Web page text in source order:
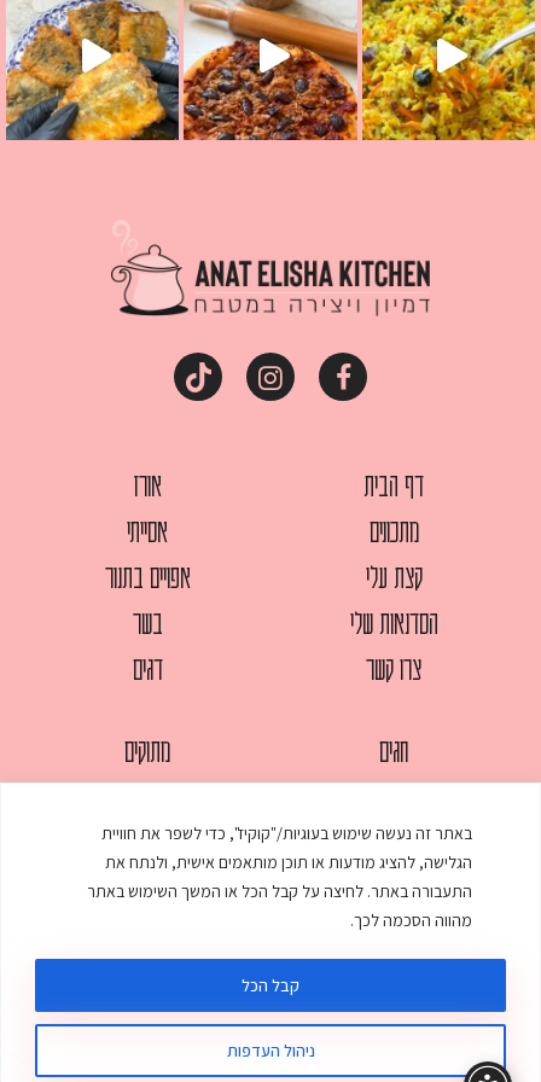
באתר זה נעשה שימוש בעוגיות/"קוקיז", כדי לשפר את חוויית
הגלישה, להציג מודעות או תוכן מותאמים אישית, ולנתח את
התעבורה באתר. לחיצה על קבל הכל או המשך השימוש באתר
מהווה הסכמה לכך.
ניהול העדפות
קבל הכל
דף הבית
מתכונים
קצת עלי
הסדנאות שלי
צרו קשר
אורז
אסייתי
אפויים בתנור
בשר
דגים
חגים
מאפים
ממולאים
מרקים
מתוקים
עוגות
עוף
© כל הזכויות שמורות לענת אלישע | עיצוב ובניית אתר